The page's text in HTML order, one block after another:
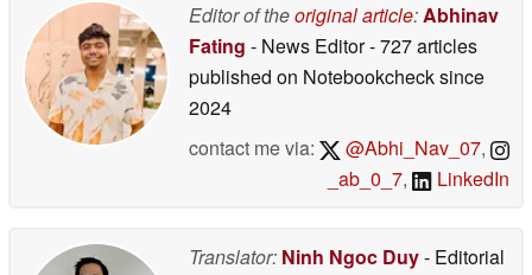
Editor of theoriginal article:Abhinav
Fating - News Editor- 727 articles
published on Notebookchecksince
2024
contact me via:
@Abhi_Nav_07,
_ab_0_7, LinkedIn
Translator: Ninh Ngoc Duy- Editorial